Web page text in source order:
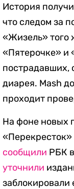
История
что следом за
«Жизель» того
«Пятерочке» и
пострадавших,
диарея. Mash
проходит
На фоне новых
сообщили РБК
уточнили
заблокировали